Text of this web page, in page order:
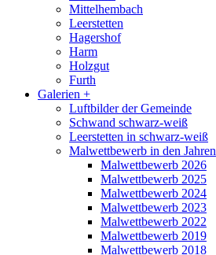
Mittelhembach
Leerstetten
Hagershof
Harm
Holzgut
Furth
Galerien +
Luftbilder der Gemeinde
Schwand schwarz-weiß
Leerstetten in schwarz-weiß
Malwettbewerb in den Jahren
Malwettbewerb 2026
Malwettbewerb 2025
Malwettbewerb 2024
Malwettbewerb 2023
Malwettbewerb 2022
Malwettbewerb 2019
Malwettbewerb 2018